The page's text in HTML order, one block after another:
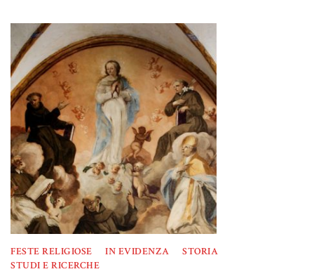
FESTE RELIGIOSE IN EVIDENZA
STORIA
STUDI E RICERCHE